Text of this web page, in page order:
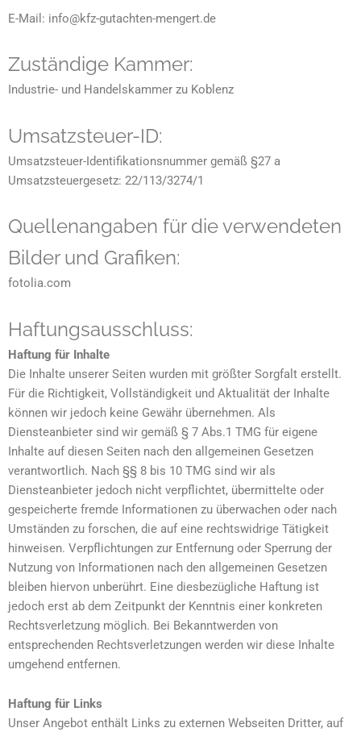
E-Mail: info@kfz-gutachten-mengert.de
Zuständige Kammer:
Industrie- und Handelskammer zu Koblenz
Umsatzsteuer-ID:
Umsatzsteuer-Identifikationsnummer gemäß §27 a
Umsatzsteuergesetz: 22/113/3274/1
Quellenangaben für die verwendeten
Bilder und Grafiken:
fotolia.com
Haftungsausschluss:
Haftung für Inhalte
Die Inhalte unserer Seiten wurden mit größter Sorgfalt erstellt.
Für die Richtigkeit, Vollständigkeit und Aktualität der Inhalte
können wir jedoch keine Gewähr übernehmen. Als
Diensteanbieter sind wir gemäß § 7 Abs.1 TMG für eigene
Inhalte auf diesen Seiten nach den allgemeinen Gesetzen
verantwortlich. Nach §§ 8 bis 10 TMG sind wir als
Diensteanbieter jedoch nicht verpflichtet, übermittelte oder
gespeicherte fremde Informationen zu überwachen oder nach
Umständen zu forschen, die auf eine rechtswidrige Tätigkeit
hinweisen. Verpflichtungen zur Entfernung oder Sperrung der
Nutzung von Informationen nach den allgemeinen Gesetzen
bleiben hiervon unberührt. Eine diesbezügliche Haftung ist
jedoch erst ab dem Zeitpunkt der Kenntnis einer konkreten
Rechtsverletzung möglich. Bei Bekanntwerden von
entsprechenden Rechtsverletzungen werden wir diese Inhalte
umgehend entfernen.
Haftung für Links
Unser Angebot enthält Links zu externen Webseiten Dritter, auf